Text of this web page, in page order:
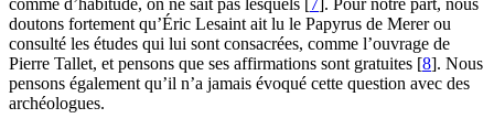
doutons fortement qu’Éric Lesaint ait lu le Papyrus de Merer ou
consulté les études qui lui sont consacrées, comme l’ouvrage de
Pierre Tallet, et pensons que ses affirmations sont gratuites [8]. Nous
pensons également qu’il n’a jamais évoqué cette question avec des
archéologues.